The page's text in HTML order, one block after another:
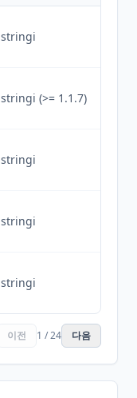
stringi
stringi (>= 1.1.7)
stringi
stringi
stringi
이전 1 / 24 다음